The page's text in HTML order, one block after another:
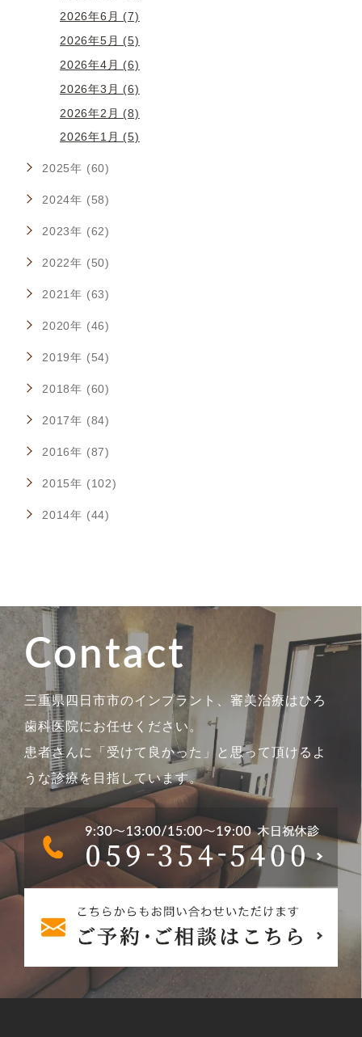
2026年6月 (7)
2026年5月 (5)
2026年4月 (6)
2026年3月 (6)
2026年2月 (8)
2026年1月 (5)
2025年 (60)
2024年 (58)
2023年 (62)
2022年 (50)
2021年 (63)
2020年 (46)
2019年 (54)
2018年 (60)
2017年 (84)
2016年 (87)
2015年 (102)
2014年 (44)
Contact
三重県四日市市のインプラント、審美治療はひろ
歯科医院にお任せください。
患者さんに「受けて良かった」と思って頂けるよ
うな診療を目指しています。